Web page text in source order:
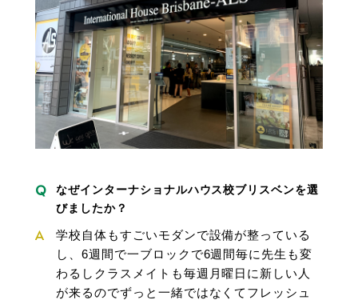
なぜインターナショナルハウス校ブリスベンを選
びましたか？
学校自体もすごいモダンで設備が整っている
し、6週間で一ブロックで6週間毎に先生も変
わるしクラスメイトも毎週月曜日に新しい人
が来るのでずっと一緒ではなくてフレッシュ